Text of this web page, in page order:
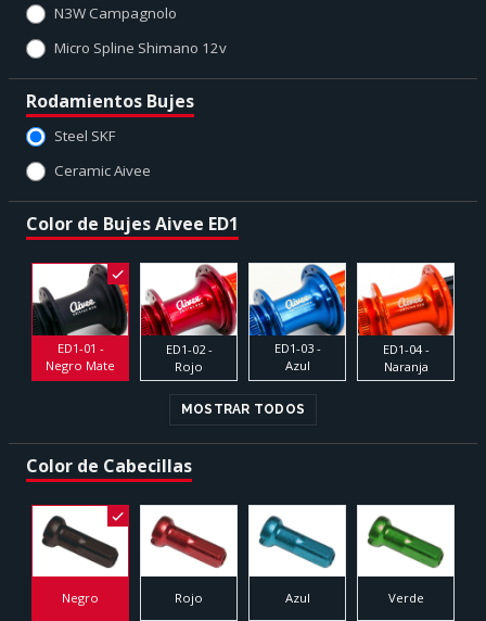
N3W Campagnolo
Micro Spline Shimano 12v
Rodamientos Bujes
Steel SKF
Ceramic Aivee
Color de Bujes Aivee ED1
ED1-01 -
Negro Mate
ED1-02 -
Rojo
ED1-03 -
Azul
ED1-04 -
Naranja
MOSTRAR TODOS
Color de Cabecillas
Negro Rojo Azul Verde